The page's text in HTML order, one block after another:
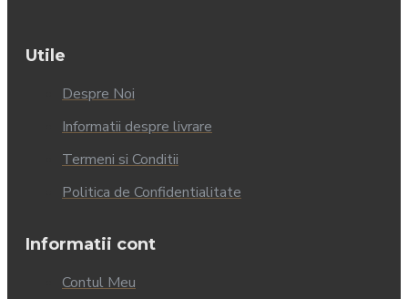
Utile
Despre Noi
Informatii despre livrare
Termeni si Conditii
Politica de Confidentialitate
Informatii cont
Contul Meu